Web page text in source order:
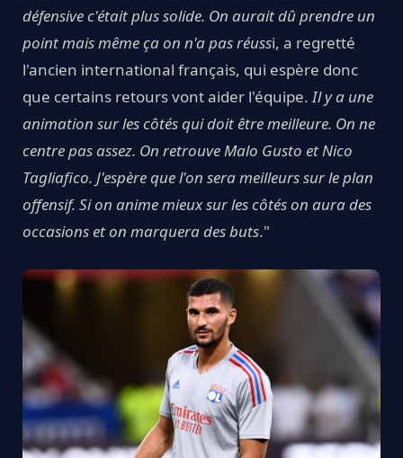
défensive c'était plus solide. On aurait dû prendre un
point mais même ça on n'a pas réussi, a regretté
l'ancien international français, qui espère donc
que certains retours vont aider l'équipe.Il y a une
animation sur les côtés qui doit être meilleure. On ne
centre pas assez. On retrouve Malo Gusto et Nico
Tagliafico. J'espère que l'on sera meilleurs sur le plan
offensif. Si on anime mieux sur les côtés on aura des
occasions et on marquera des buts."